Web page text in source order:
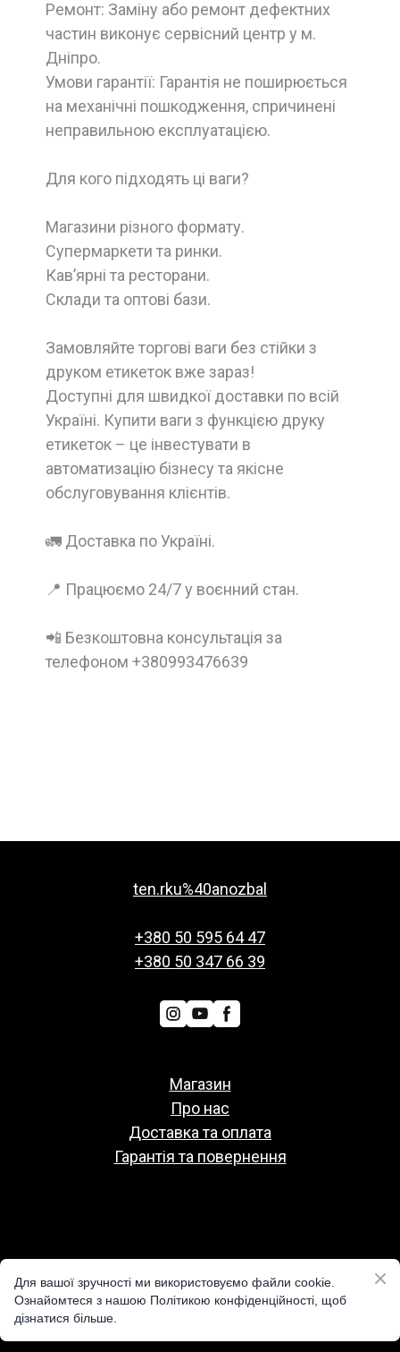
Ремонт: Заміну або ремонт дефектних
частин виконує сервісний центр у м.
Дніпро.
Умови гарантії: Гарантія не поширюється
на механічні пошкодження, спричинені
неправильною експлуатацією.
Для кого підходять ці ваги?
Магазини різного формату.
Супермаркети та ринки.
Кав’ярні та ресторани.
Склади та оптові бази.
Замовляйте торгові ваги без стійки з
друком етикеток вже зараз!
Доступні для швидкої доставки по всій
Україні. Купити ваги з функцією друку
етикеток – це інвестувати в
автоматизацію бізнесу та якісне
обслуговування клієнтів.
🚛 Доставка по Україні.
📍 Працюємо 24/7 у воєнний стан.
📲 Безкоштовна консультація за
телефоном +380993476639
ten.rku%40anozbal
+380 50 595 64 47
+380 50 347 66 39
Магазин
Про нас
Доставка та оплата
Гарантія та повернення
Политіка конфіденційності
Публічна оферта
Для вашої зручності ми використовуємо файли cookie.
Ознайомтеся з нашою Політикою конфіденційності, щоб
дізнатися більше.